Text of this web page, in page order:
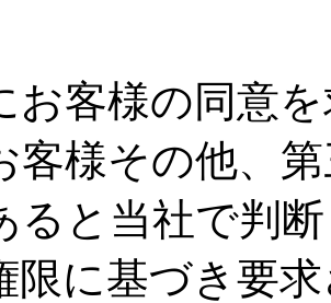
お客様の同意
客様その他、
ると当社で判
限に基づき要